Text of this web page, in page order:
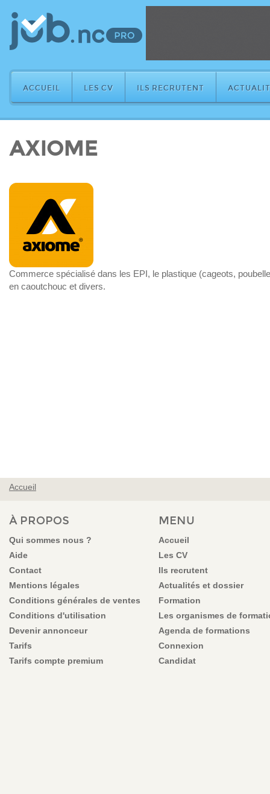
ACCUEIL LES CV ILS RECRUTENT
AXIOME
Commerce spécialisé dans les EPI, le plastique (cageots,
en caoutchouc et divers.
VOUS ÊTES ICI
Accueil
À PROPOS
Qui sommes nous ?
Aide
Contact
Mentions légales
Conditions générales de ventes
Conditions d'utilisation
Devenir annonceur
Tarifs
Tarifs compte premium
MENU
Accueil
Les CV
Ils recrutent
Actualités et dossier
Formation
Les organismes de
Agenda de formations
Connexion
Candidat